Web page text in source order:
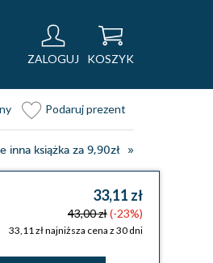
ZALOGUJ KOSZYK
Podaruj prezent
inna książka za 9,90zł
33,11 zł
43,00 zł(-23%)
33,11 zł najniższa cena z 30 dni